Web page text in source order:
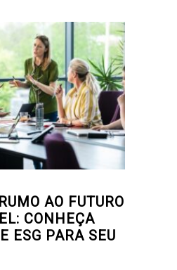
AO FUTURO
CONHEÇA
ESG PARA SEU